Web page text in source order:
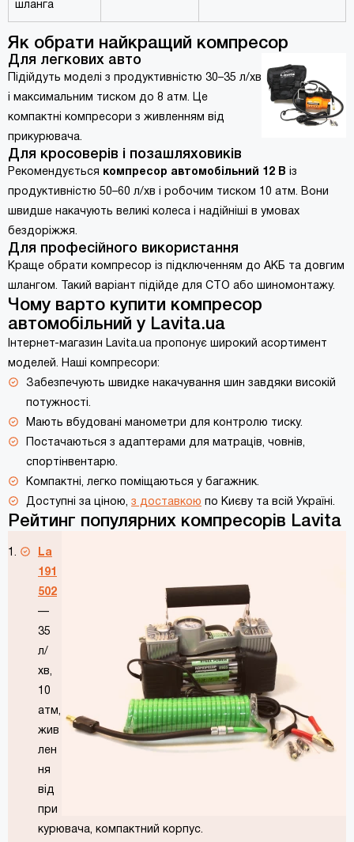
шланга
Як обрати найкращий компресор
Для легкових авто
Підійдуть моделі з продуктивністю 30–35 л/хв
і максимальним тиском до 8 атм. Це
компактні компресори з живленням від
прикурювача.
Для кросоверів і позашляховиків
Рекомендується компресор автомобільний 12 В із
продуктивністю 50–60 л/хв і робочим тиском 10 атм. Вони
швидше накачують великі колеса і надійніші в умовах
бездоріжжя.
Для професійного використання
Краще обрати компресор із підключенням до АКБ та довгим
шлангом. Такий варіант підійде для СТО або шиномонтажу.
Чому варто купити компресор
автомобільний у Lavita.ua
Інтернет-магазин Lavita.ua пропонує широкий асортимент
моделей. Наші компресори:
Забезпечують швидке накачування шин завдяки високій
потужності.
Мають вбудовані манометри для контролю тиску.
Постачаються з адаптерами для матраців, човнів,
спортінвентарю.
Компактні, легко поміщаються у багажник.
Доступні за ціною, з доставкою по Києву та всій Україні.
Рейтинг популярних компресорів Lavita
La
191
502
—
35
л/
хв,
10
атм,
жив
лен
ня
від
при
курювача, компактний корпус.